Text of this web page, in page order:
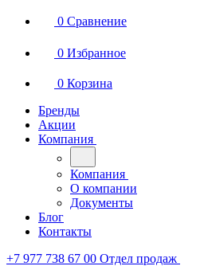
0 Сравнение
0 Избранное
0 Корзина
Бренды
Акции
Компания
Компания
О компании
Документы
Блог
Контакты
+7 977 738 67 00 Отдел продаж